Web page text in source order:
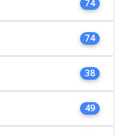
74
74
38
49